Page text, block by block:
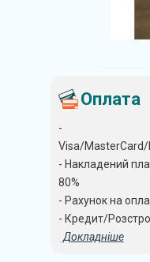
Оплата
-
Visa/
- Накладений
80%
- Рахунок на
- Кредит/
Докладніше